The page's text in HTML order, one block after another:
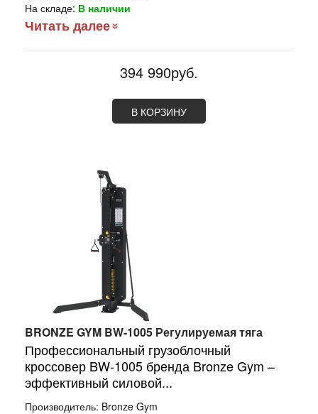
На складе: В наличии
Читать далее
394 990руб.
В КОРЗИНУ
BRONZE GYM BW-1005 Регулируемая тяга
Профессиональный грузоблочный
кроссовер BW-1005 бренда Bronze Gym –
эффективный силовой...
Производитель: Bronze Gym